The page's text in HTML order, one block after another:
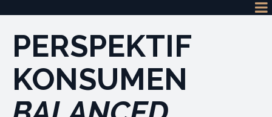
PERSPEKTIF
KONSUMEN